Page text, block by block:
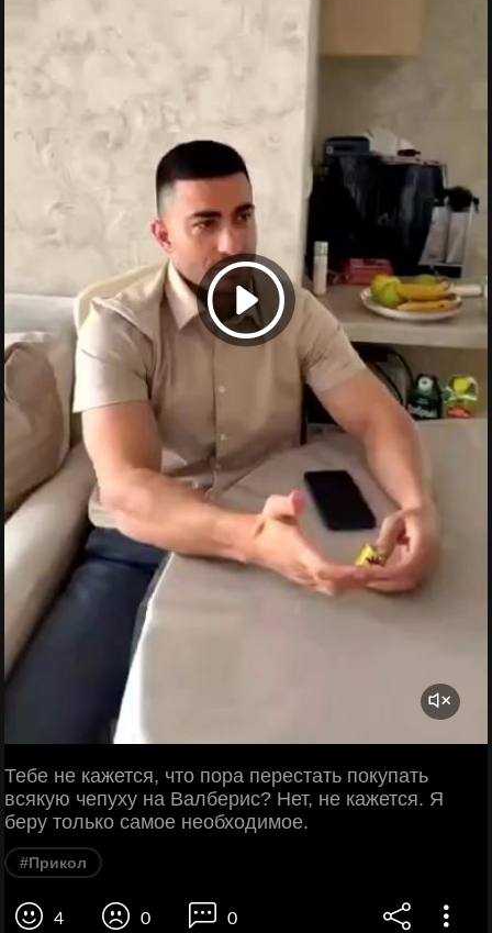
Тебе не кажется, что пора перестать покупать
всякую чепуху на Валберис? Нет, не кажется. Я
беру только самое необходимое.
#Прикол
4 0 0